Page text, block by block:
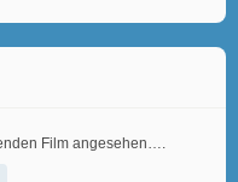
Film angesehen….